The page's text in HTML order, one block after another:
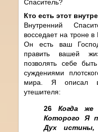
Спаситель?
Кто есть этот
Внутренний
восседает на троне
Он есть ваш
править вашей
позволять себе
суждениями
мира. Я описал
утешителя:
26 Когда же
Которого Я
Дух